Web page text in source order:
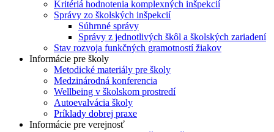
Kritériá hodnotenia komplexných inšpekcií
Správy zo školských inšpekcií
Súhrnné správy
Správy z jednotlivých škôl a školských zariadení
Stav rozvoja funkčných gramotností žiakov
Informácie pre školy
Metodické materiály pre školy
Medzinárodná konferencia
Wellbeing v školskom prostredí
Autoevalvácia školy
Príklady dobrej praxe
Informácie pre verejnosť